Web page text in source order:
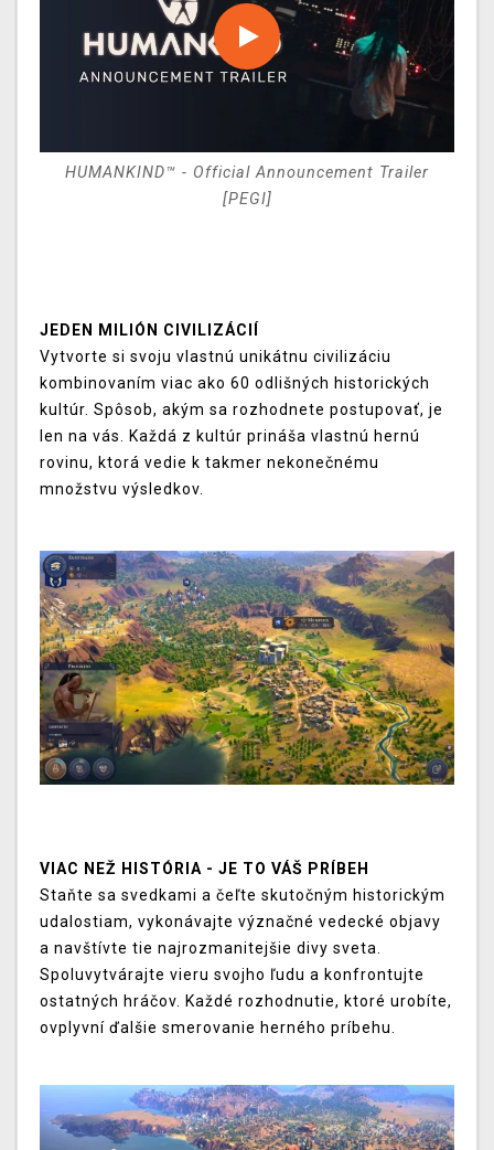
HUMANKIND™ - Official Announcement Trailer
[PEGI]
JEDEN MILIÓN CIVILIZÁCIÍ
Vytvorte si svoju vlastnú unikátnu civilizáciu
kombinovaním viac ako 60 odlišných historických
kultúr. Spôsob, akým sa rozhodnete postupovať, je
len na vás. Každá z kultúr prináša vlastnú hernú
rovinu, ktorá vedie k takmer nekonečnému
množstvu výsledkov.
VIAC NEŽ HISTÓRIA - JE TO VÁŠ PRÍBEH
Staňte sa svedkami a čeľte skutočným historickým
udalostiam, vykonávajte význačné vedecké objavy
a navštívte tie najrozmanitejšie divy sveta.
Spoluvytvárajte vieru svojho ľudu a konfrontujte
ostatných hráčov. Každé rozhodnutie, ktoré urobíte,
ovplyvní ďalšie smerovanie herného príbehu.